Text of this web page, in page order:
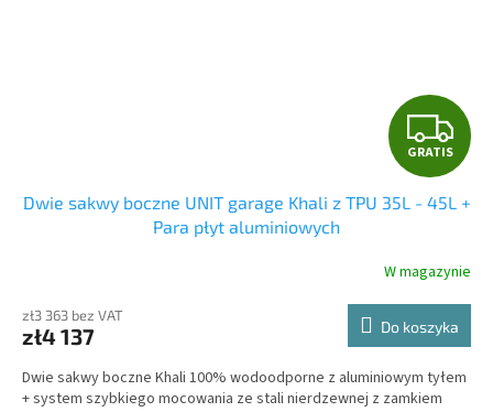
G
R
A
T
I
S
GRATIS
Dwie sakwy boczne UNIT garage Khali z TPU 35L - 45L +
Para płyt aluminiowych
W magazynie
zł3 363 bez VAT
zł4 137 Do koszyka
Dwie sakwy boczne Khali 100% wodoodporne z aluminiowym tyłem
+ system szybkiego mocowania ze stali nierdzewnej z zamkiem